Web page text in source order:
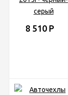
8 510 Р